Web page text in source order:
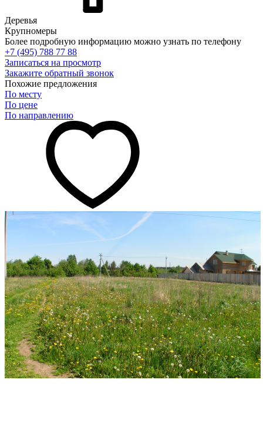
Деревья
Крупномеры
Более подробную информацию можно узнать по телефону
+7 (495) 788 77 88
Записаться на просмотр
Закажите обратный звонок
Похожие предложения
По месту
По цене
По направлению